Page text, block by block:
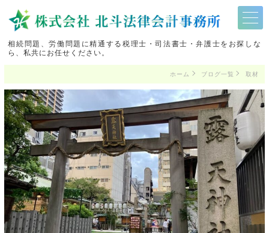
相続問題、労働問題に精通する税理士・司法書士・弁護士をお探しな
ら、私共にお任せください。
ホーム ブログ一覧 取材